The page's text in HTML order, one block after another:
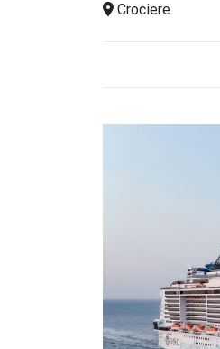
Crociere